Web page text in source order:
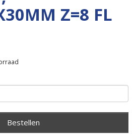
Z=8 FL
Bestellen